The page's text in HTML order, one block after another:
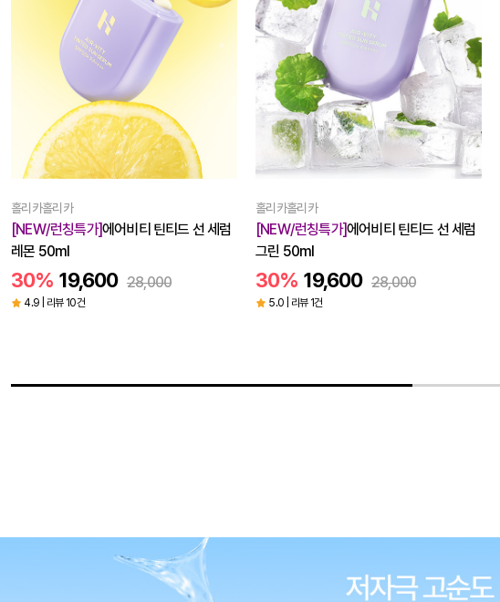
홀리카홀리카
[NEW/런칭특가]에어비티 틴티드 선 세럼
레몬 50ml
30% 19,600 28,000
4.9 | 리뷰 10건
홀리카홀리카
[NEW/런칭특가]에어비티 틴티드 선 세럼
그린 50ml
30% 19,600 28,000
5.0 | 리뷰 1건